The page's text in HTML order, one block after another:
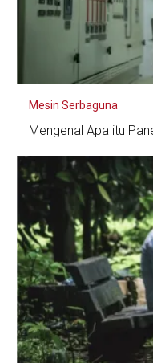
Mesin Serbaguna
Mengenal Apa itu
Lihat Detail